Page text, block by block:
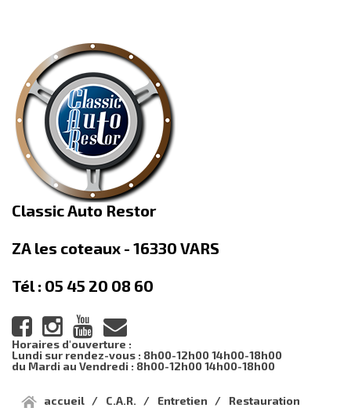
Classic Auto Restor
ZA les coteaux - 16330 VARS
Tél : 05 45 20 08 60
Horaires d'ouverture :
Lundi sur rendez-vous : 8h00-12h00 14h00-18h00
du Mardi au Vendredi : 8h00-12h00 14h00-18h00
accueil C.A.R. Entretien
Restauration